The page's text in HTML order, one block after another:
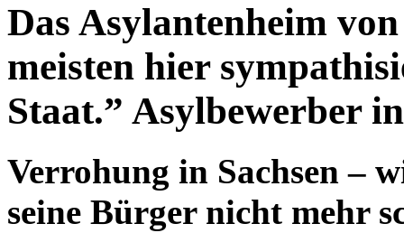
Das Asylantenheim
meisten hier
Staat.” Asylbewerber
Verrohung in Sachsen –
seine Bürger nicht mehr